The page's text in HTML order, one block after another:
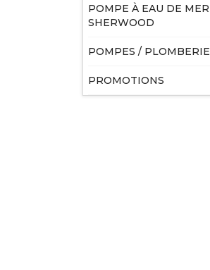
POMPE À EAU DE MER
SHERWOOD
POMPES / PLOMBERIE
PROMOTIONS